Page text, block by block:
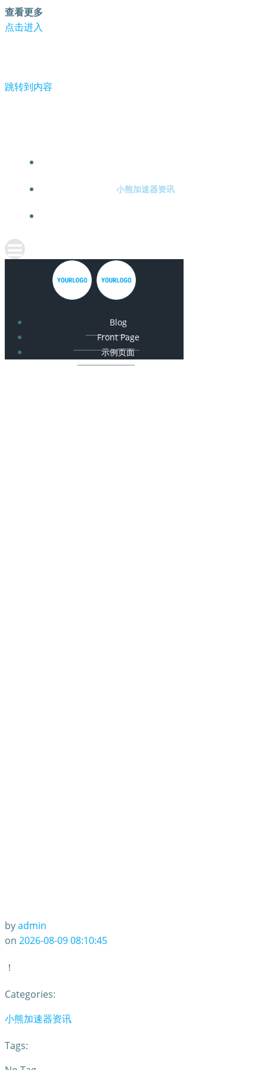
查看更多
点击进入
跳转到内容
小熊加速器资讯
Blog
Front Page
示例页面
byadmin
on 2026-08-09 08:10:45
！
Categories:
小熊加速器资讯
Tags: